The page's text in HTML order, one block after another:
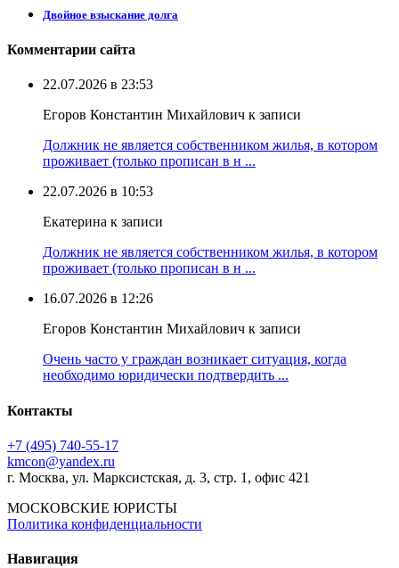
Двойное взыскание долга
Комментарии сайта
22.07.2026 в 23:53
Егоров Константин Михайлович к записи
Должник не является собственником жилья, в котором
проживает (только прописан в н ...
22.07.2026 в 10:53
Екатерина к записи
Должник не является собственником жилья, в котором
проживает (только прописан в н ...
16.07.2026 в 12:26
Егоров Константин Михайлович к записи
Очень часто у граждан возникает ситуация, когда
необходимо юридически подтвердить ...
Контакты
+7 (495) 740‑55‑17
kmcon@yandex.ru
г. Москва, ул. Марксистская, д. 3, стр. 1, офис 421
МОСКОВСКИЕ ЮРИСТЫ
Политика конфиденциальности
Навигация